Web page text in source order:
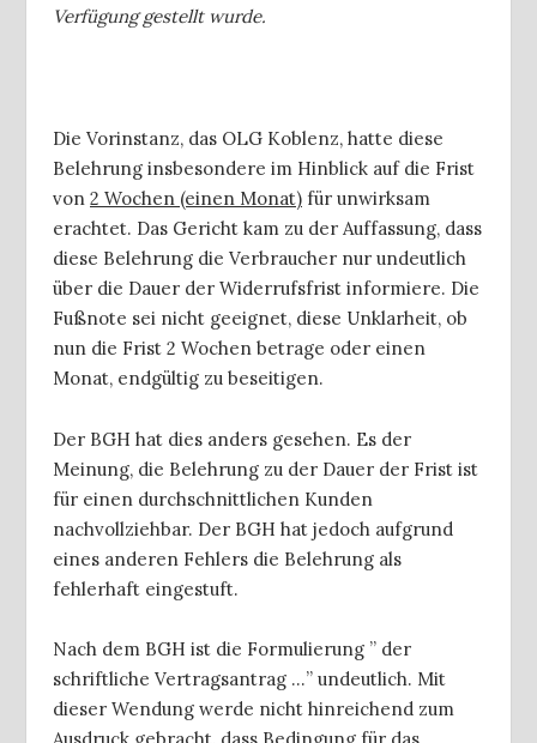
Verfügung gestellt wurde.
Die Vorinstanz, das OLG Koblenz, hatte diese
Belehrung insbesondere im Hinblick auf die Frist
von 2 Wochen (einen Monat) für unwirksam
erachtet. Das Gericht kam zu der Auffassung, dass
diese Belehrung die Verbraucher nur undeutlich
über die Dauer der Widerrufsfrist informiere. Die
Fußnote sei nicht geeignet, diese Unklarheit, ob
nun die Frist 2 Wochen betrage oder einen
Monat, endgültig zu beseitigen.
Der BGH hat dies anders gesehen. Es der
Meinung, die Belehrung zu der Dauer der Frist ist
für einen durchschnittlichen Kunden
nachvollziehbar. Der BGH hat jedoch aufgrund
eines anderen Fehlers die Belehrung als
fehlerhaft eingestuft.
Nach dem BGH ist die Formulierung ” der
schriftliche Vertragsantrag …” undeutlich. Mit
dieser Wendung werde nicht hinreichend zum